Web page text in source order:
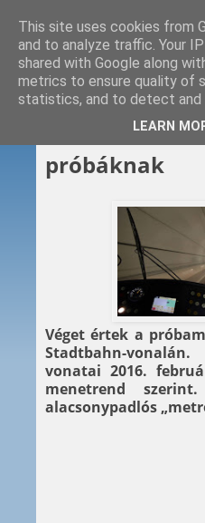
2015. 07. 07.
Wehrhahn-
próbáknak
Véget értek a
Stadtbahn-
vonatai 2016.
menetrend
alacsonypadlós
This site uses cookies from
and to analyze traffic. Your
shared with Google along
metrics to ensure quality of
statistics, and to detect and
LEARN